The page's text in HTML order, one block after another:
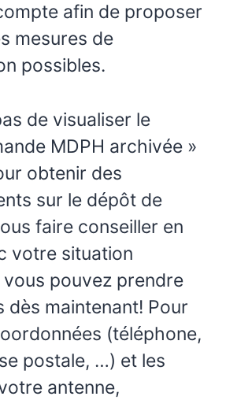
afin de proposer
mesures de
possibles.
de visualiser le
MDPH archivée »
obtenir des
sur le dépôt de
faire conseiller en
votre situation
pouvez prendre
dès maintenant! Pour
(téléphone,
postale, …) et les
antenne,